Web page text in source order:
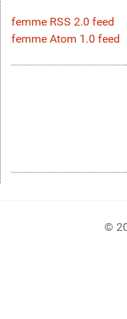
femme RSS 2.0 feed
femme Atom 1.0 feed
©